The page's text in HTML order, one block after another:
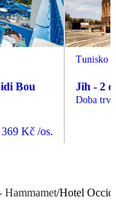
Bou
369 Kč /os.
Tunisko
Jih - 2
Doba
Hammamet/Hotel